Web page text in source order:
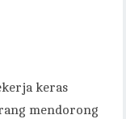
keras
mendorong